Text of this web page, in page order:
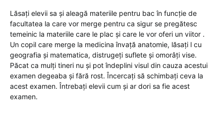
Lăsați elevii sa și aleagă materiile pentru bac în funcție de
facultatea la care vor merge pentru ca sigur se pregătesc
temeinic la materiile care le plac și care le vor oferi un viitor .
Un copil care merge la medicina învață anatomie, lăsați l cu
geografia și matematica, distrugeți suflete și omorâți vise.
Păcat ca mulți tineri nu și pot îndeplini visul din cauza acestui
examen degeaba și fără rost. Încercați să schimbați ceva la
acest examen. Întrebați elevii cum și ar dori sa fie acest
examen.